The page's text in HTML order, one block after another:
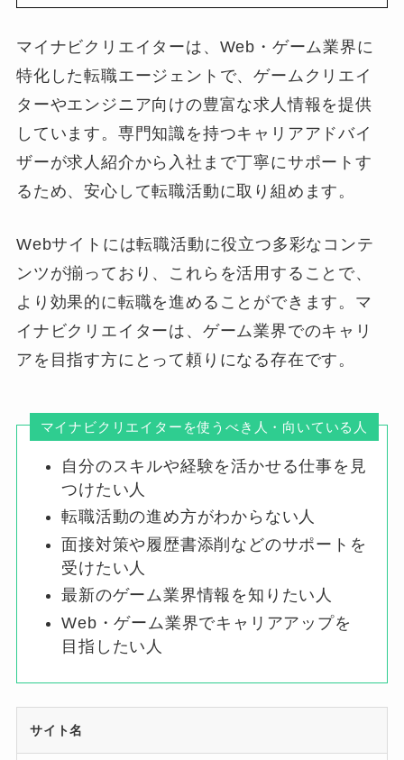
マイナビクリエイターは、Web・ゲーム業界に
特化した転職エージェントで、ゲームクリエイ
ターやエンジニア向けの豊富な求人情報を提供
しています。専門知識を持つキャリアアドバイ
ザーが求人紹介から入社まで丁寧にサポートす
るため、安心して転職活動に取り組めます。
Webサイトには転職活動に役立つ多彩なコンテ
ンツが揃っており、これらを活用することで、
より効果的に転職を進めることができます。マ
イナビクリエイターは、ゲーム業界でのキャリ
アを目指す方にとって頼りになる存在です。
マイナビクリエイターを使うべき人・向いている人
自分のスキルや経験を活かせる仕事を見
つけたい人
転職活動の進め方がわからない人
面接対策や履歴書添削などのサポートを
受けたい人
最新のゲーム業界情報を知りたい人
Web・ゲーム業界でキャリアアップを
目指したい人
サイト名